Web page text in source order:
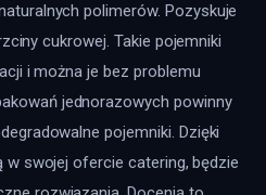
polimerów. Pozyskuje
cukrowej. Takie pojemniki
i można je bez problemu
jednorazowych powinny
pojemniki. Dzięki
swojej ofercie catering, będzie